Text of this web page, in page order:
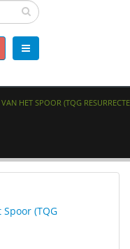
HET SPOOR (TQG
(TQG